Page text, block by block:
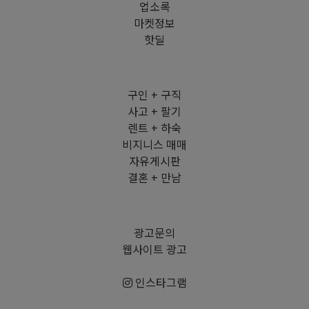
업소록
마켓정보
핫딜
구인 + 구직
사고 + 팔기
렌트 + 하숙
비지니스 매매
자유게시판
결혼 + 만남
광고문의
웹사이트 광고
인스타그램